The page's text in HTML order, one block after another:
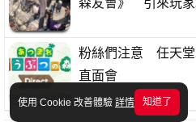
使用 Cookie 改善體驗 詳情 知道了
森友會》 引來玩家
粉絲們注意 任天堂
直面會